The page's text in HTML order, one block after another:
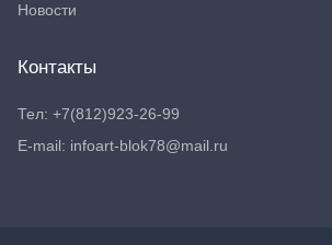
Новости
Контакты
Тел: +7(812)923-26-99
E-mail: infoart-blok78@mail.ru